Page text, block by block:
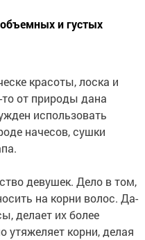
и густых
красоты, лоска и
от природы дана
использовать
начесов, сушки
девушек. Дело в том,
на корни волос. Да-
делает их более
корни, делая